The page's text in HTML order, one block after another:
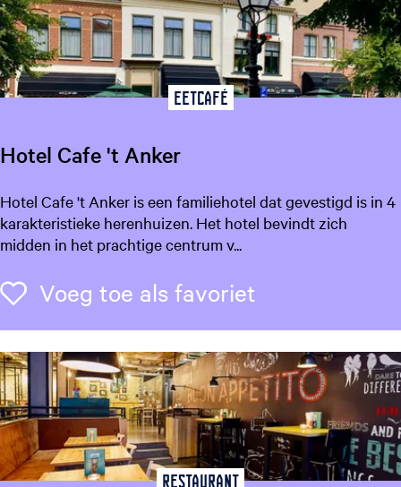
t
W
e
i
d
e
H
o
u
Hotel Cafe 't Anker
H
o
t
l
C
a
f
e
'
t
A
n
k
Hotel Cafe 't Anker is een familiehotel dat gevestigd is in 4
karakteristieke herenhuizen. Het hotel bevindt zich
midden in het prachtige centrum v...
Eetcafé
Voeg toe als favoriet
Restaurant